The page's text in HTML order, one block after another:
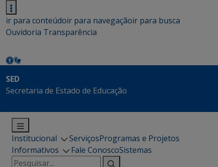
ir para conteúdoir para navegaçãoir para busca
Ouvidoria Transparência
SED
Secretaria de Estado de Educação
Institucional ServiçosProgramas e Projetos
Informativos
Fale ConoscoSistemas
Pesquisar